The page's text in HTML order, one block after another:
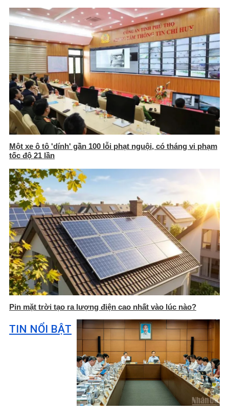
Một xe ô tô 'dính' gần 100 lỗi phạt nguội, có tháng vi phạm
tốc độ 21 lần
Pin mặt trời tạo ra lượng điện cao nhất vào lúc nào?
TIN NỔI BẬT